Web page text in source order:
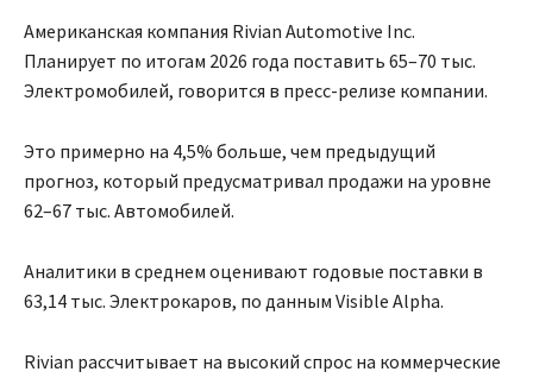
Американская компания Rivian Automotive Inc.
Планирует по итогам 2026 года поставить 65–70 тыс.
Электромобилей, говорится в пресс-релизе компании.
Это примерно на 4,5% больше, чем предыдущий
прогноз, который предусматривал продажи на уровне
62–67 тыс. Автомобилей.
Аналитики в среднем оценивают годовые поставки в
63,14 тыс. Электрокаров, по данным Visible Alpha.
Rivian рассчитывает на высокий спрос на коммерческие